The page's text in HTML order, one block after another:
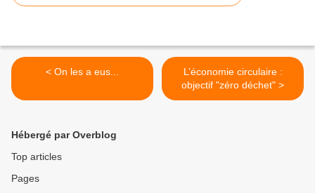
< On les a eus...
L’économie circulaire :
objectif "zéro déchet" >
Hébergé par Overblog
Top articles
Pages